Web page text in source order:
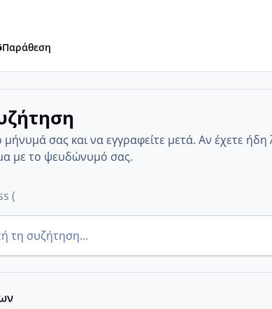
Παράθεση
σας και να εγγραφείτε μετά. Αν έχετε ήδη
με το ψευδώνυμό σας.
τη συζήτηση...